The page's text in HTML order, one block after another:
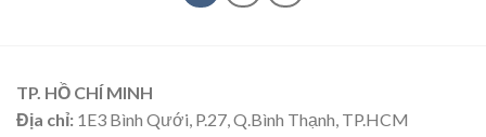
TP. HỒ CHÍ MINH
Địa chỉ: 1E3 Bình Qưới, P.27, Q.Bình Thạnh, TP.HCM